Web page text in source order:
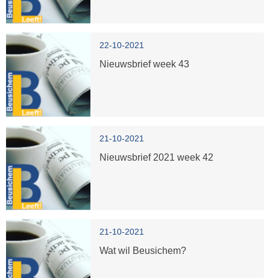
22-10-2021
Nieuwsbrief week 43
21-10-2021
Nieuwsbrief 2021 week 42
21-10-2021
Wat wil Beusichem?